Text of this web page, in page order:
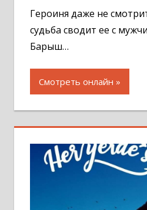
Героиня даже не
судьба сводит ее с
Барыш…
Смотреть онлайн